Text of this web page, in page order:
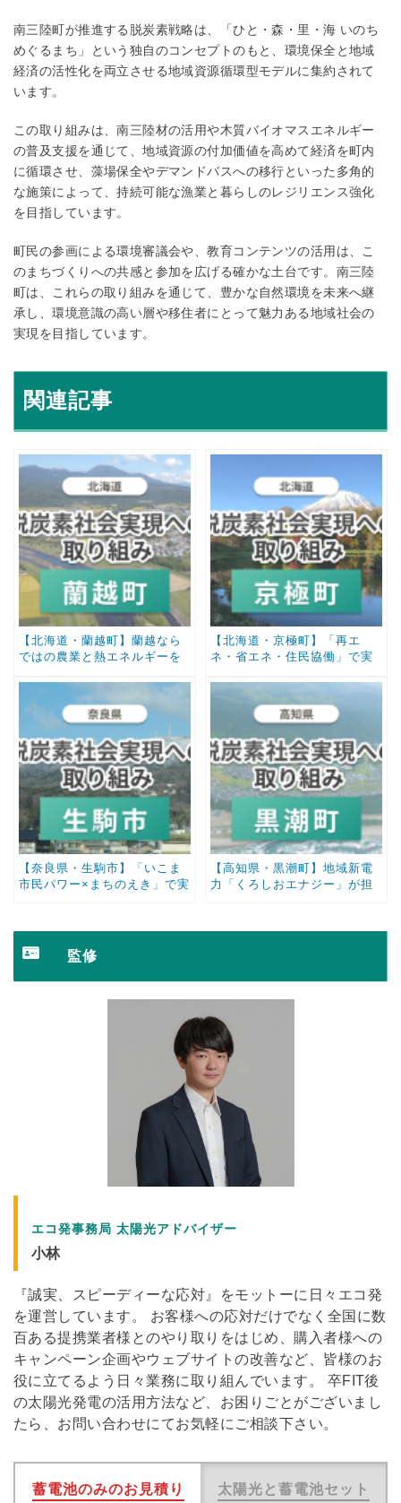
南三陸町が推進する脱炭素戦略は、「ひと・森・里・海 いのち
めぐるまち」という独自のコンセプトのもと、環境保全と地域
経済の活性化を両立させる地域資源循環型モデルに集約されて
います。
この取り組みは、南三陸材の活用や木質バイオマスエネルギー
の普及支援を通じて、地域資源の付加価値を高めて経済を町内
に循環させ、藻場保全やデマンドバスへの移行といった多角的
な施策によって、持続可能な漁業と暮らしのレジリエンス強化
を目指しています。
町民の参画による環境審議会や、教育コンテンツの活用は、こ
のまちづくりへの共感と参加を広げる確かな土台です。南三陸
町は、これらの取り組みを通じて、豊かな自然環境を未来へ継
承し、環境意識の高い層や移住者にとって魅力ある地域社会の
実現を目指しています。
関連記事
【北海道・蘭越町】蘭越なら
ではの農業と熱エネルギーを
ーボン戦略
【北海道・京極町】「再エ
ネ・省エネ・住民協働」で実
ィへの取り組み
【奈良県・生駒市】「いこま
市民パワー×まちのえき」で実
【高知県・黒潮町】地域新電
力「くろしおエナジー」が担
監修
エコ発事務局 太陽光アドバイザー
小林
『誠実、スピーディーな応対』をモットーに日々エコ発
を運営しています。 お客様への応対だけでなく全国に数
百ある提携業者様とのやり取りをはじめ、購入者様への
キャンペーン企画やウェブサイトの改善など、皆様のお
役に立てるよう日々業務に取り組んでいます。 卒FIT後
の太陽光発電の活用方法など、お困りごとがございまし
たら、お問い合わせにてお気軽にご相談下さい。
蓄電池のみのお見積り 太陽光と蓄電池セット